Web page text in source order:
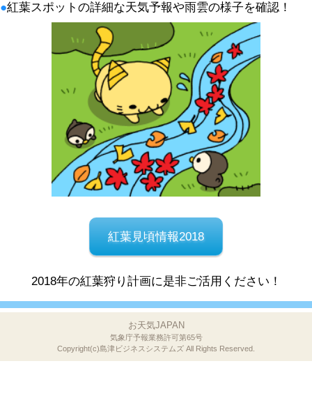
●紅葉スポットの詳細な天気予報や雨雲の様子を確認！
紅葉見頃情報2018
2018年の紅葉狩り計画に是非ご活用ください！
お天気JAPAN
気象庁予報業務許可第65号
Copyright(c)島津ビジネスシステムズ All Rights Reserved.